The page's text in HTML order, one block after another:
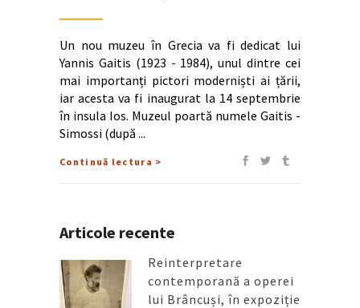
Un nou muzeu în Grecia va fi dedicat lui
Yannis Gaitis (1923 - 1984), unul dintre cei
mai importanți pictori moderniști ai țării,
iar acesta va fi inaugurat la 14 septembrie
în insula Ios. Muzeul poartă numele Gaitis -
Simossi (după
Continuă lectura >
Articole recente
Reinterpretare
contemporană a operei
lui Brâncuși, în expoziție